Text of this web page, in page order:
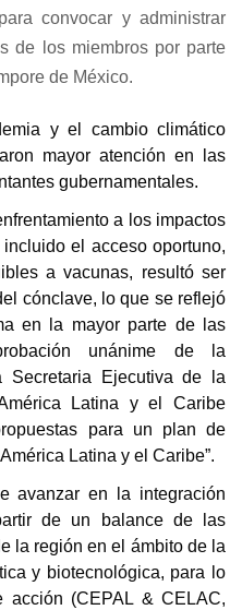
convocar y administrar
de los miembros por parte
de México.
y el cambio climático
mayor atención en las
gubernamentales.
a los impactos
el acceso oportuno,
a vacunas, resultó ser
cónclave, lo que se reflejó
en la mayor parte de las
unánime de la
Secretaria Ejecutiva de la
Latina y el Caribe
para un plan de
Latina y el Caribe”.
avanzar en la integración
de un balance de las
la región en el ámbito de la
y biotecnológica, para lo
acción (CEPAL & CELAC,